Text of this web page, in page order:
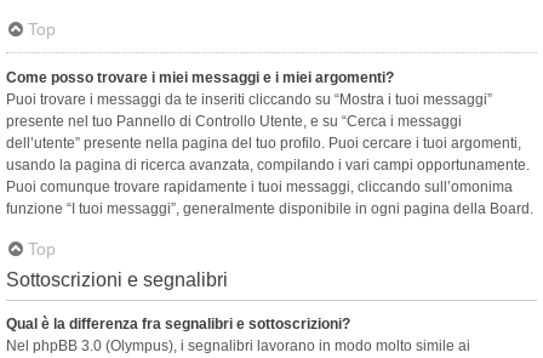
Top
Come posso trovare i miei messaggi e i miei argomenti?
Puoi trovare i messaggi da te inseriti cliccando su “Mostra i tuoi messaggi”
presente nel tuo Pannello di Controllo Utente, e su “Cerca i messaggi
dell’utente” presente nella pagina del tuo profilo. Puoi cercare i tuoi argomenti,
usando la pagina di ricerca avanzata, compilando i vari campi opportunamente.
Puoi comunque trovare rapidamente i tuoi messaggi, cliccando sull’omonima
funzione “I tuoi messaggi”, generalmente disponibile in ogni pagina della Board.
Top
Sottoscrizioni e segnalibri
Qual è la differenza fra segnalibri e sottoscrizioni?
Nel phpBB 3.0 (Olympus), i segnalibri lavorano in modo molto simile ai